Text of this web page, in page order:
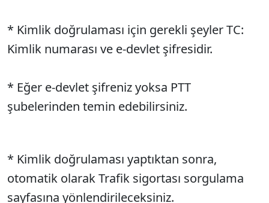
* Kimlik doğrulaması için gerekli şeyler TC:
Kimlik numarası ve e-devlet şifresidir.
* Eğer e-devlet şifreniz yoksa PTT
şubelerinden temin edebilirsiniz.
* Kimlik doğrulaması yaptıktan sonra,
otomatik olarak Trafik sigortası sorgulama
sayfasına yönlendirileceksiniz.